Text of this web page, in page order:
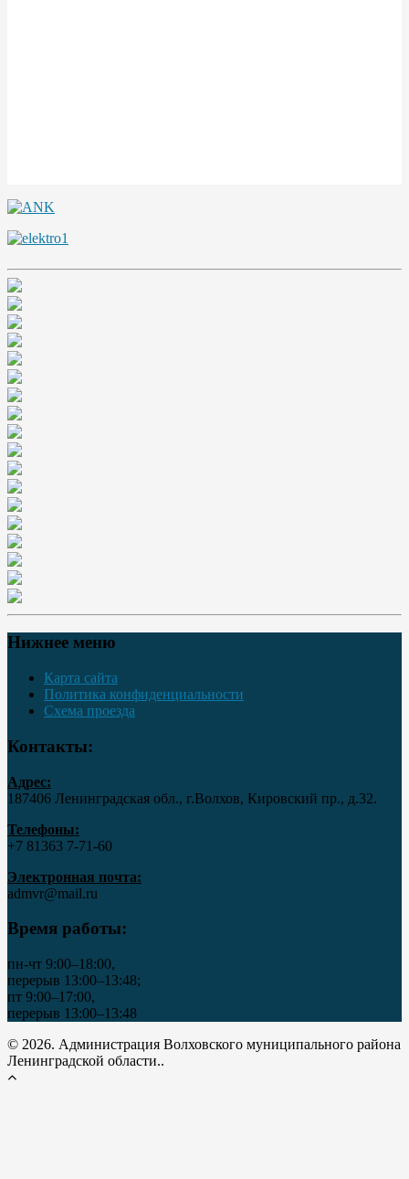
Нижнее меню
Карта сайта
Политика конфиденциальности
Схема проезда
Контакты:
Адрес:
187406 Ленинградская обл., г.Волхов, Кировский пр., д.32.
Телефоны:
+7 81363 7‑71-60
Электронная почта:
admvr@mail.ru
Время работы:
пн-чт 9:00–18:00,
перерыв 13:00–13:48;
пт 9:00–17:00,
перерыв 13:00–13:48
© 2026. Администрация Волховского муниципального района
Ленинградской области..